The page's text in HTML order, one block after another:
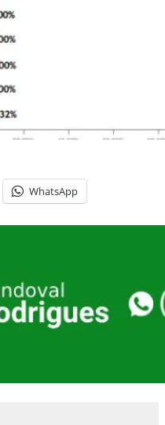
WhatsApp